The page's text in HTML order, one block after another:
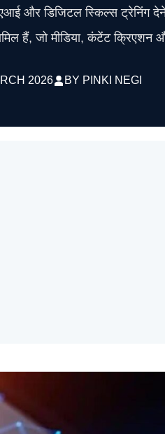
और डिजिटल स्किल्स ट्रेनिंग
हैं, जो मीडिया, कंटेंट
2026 BY PINKI NEGI